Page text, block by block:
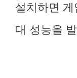
설치하면
대 성능을